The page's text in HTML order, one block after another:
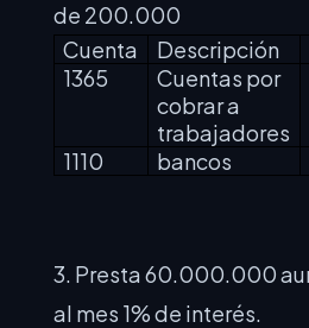
de 200.000
Cuenta
Descripción
1365
Cuentas por
cobrar a
trabajadores
1110 bancos
3. Presta 60.000.000
al mes 1% de interés.